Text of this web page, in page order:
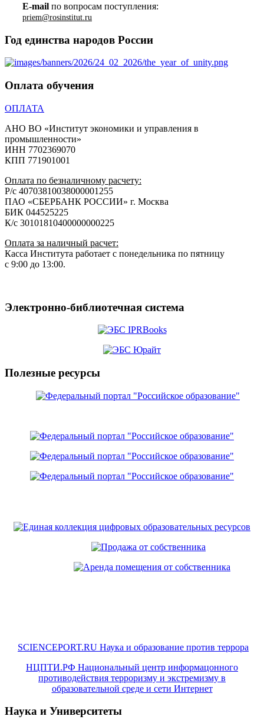
E-mail по вопросам поступления:
priem@rosinstitut.ru
Год единства народов России
Оплата обучения
ОПЛАТА
АНО ВО «Институт экономики и управления в
промышленности»
ИНН 7702369070
КПП 771901001
Оплата по безналичному расчету:
Р/с 40703810038000001255
ПАО «СБЕРБАНК РОССИИ» г. Москва
БИК 044525225
К/с 30101810400000000225
Оплата за наличный расчет:
Касса Института работает с понедельника по пятницу
с 9:00 до 13:00.
Электронно-библиотечная система
Полезные ресурсы
SCIENCEPORT.RU Наука и образование против террора
НЦПТИ.РФ Национальный центр информацонного
противодействия терроризму и экстремизму в
образовательной среде и сети Интернет
Наука и Университеты